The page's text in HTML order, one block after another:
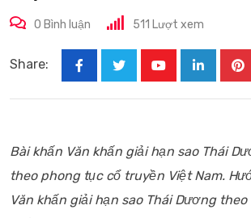
0 Bình luận 511 Lượt xem
Share:
LinkedIn
Bài khấn Văn khấn giải hạn sao Thái
theo phong tục cổ truyền Việt Nam.
Văn khấn giải hạn sao Thái Dương